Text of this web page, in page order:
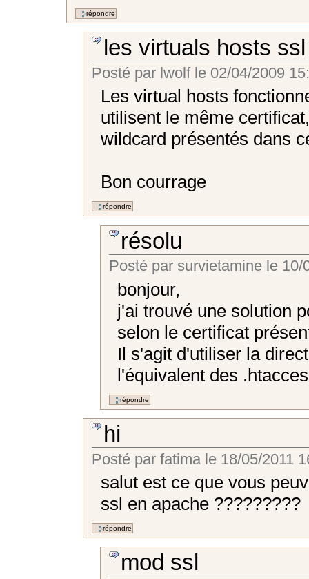
les virtuals hosts
Posté par lwolf le 02/04/2009
Les virtual hosts
utilisent le même
wildcard présentés dans
Bon courrage
résolu
Posté par survietamine le10/
bonjour,
j'ai trouvé une solution
selon le certificat
Il s'agit d'utiliser la
l'équivalent des
hi
Posté par fatima le 18/05/2011
salut est ce que vous
ssl en apache ?????????
mod ssl